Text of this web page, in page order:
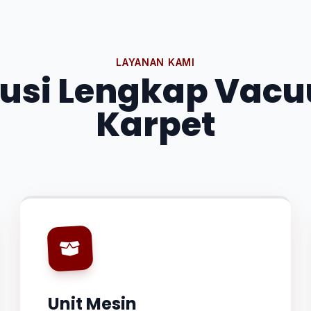
LAYANAN KAMI
Lengkap
Karpet
Unit Mesin